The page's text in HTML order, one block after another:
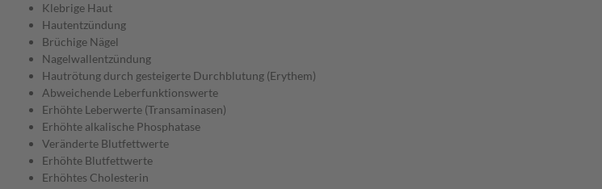
Klebrige Haut
Hautentzündung
Brüchige Nägel
Nagelwallentzündung
Hautrötung durch gesteigerte Durchblutung (Erythem)
Abweichende Leberfunktionswerte
Erhöhte Leberwerte (Transaminasen)
Erhöhte alkalische Phosphatase
Veränderte Blutfettwerte
Erhöhte Blutfettwerte
Erhöhtes Cholesterin